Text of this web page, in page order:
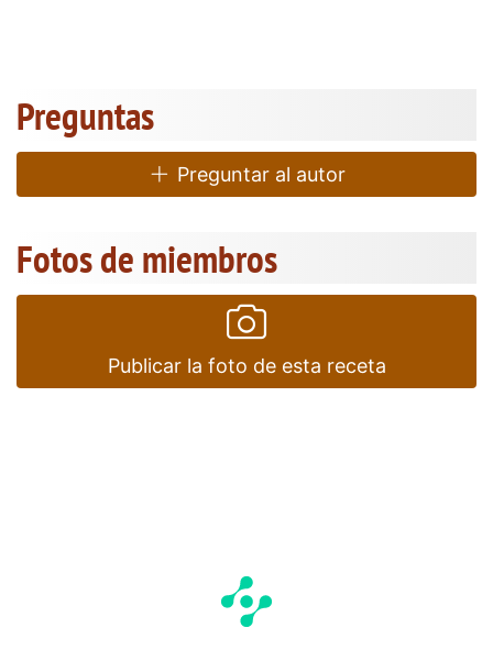
Preguntas
Preguntar al autor
Fotos de miembros
Publicar la foto de esta receta